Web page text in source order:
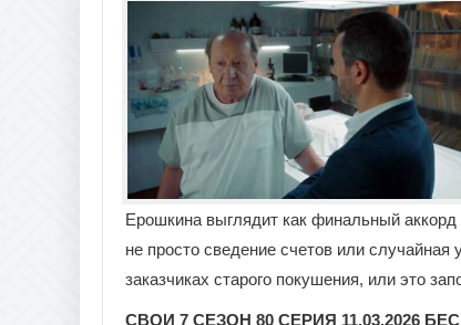
Ерошкина выглядит как финальный аккорд
не просто сведение счетов или
заказчиках старого покушения, или это
СВОИ 7 СЕЗОН 80 СЕРИЯ 11.03.2026